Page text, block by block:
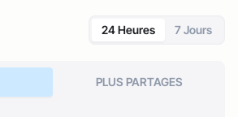
24 Heures 7 Jours
PLUS PARTAGES